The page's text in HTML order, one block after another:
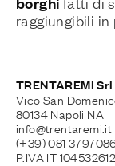
raggiungibili
TRENTAREMI Srl
Vico San
80134 Napoli NA
info@trentaremi.it
(+39) 081
P.IVA IT